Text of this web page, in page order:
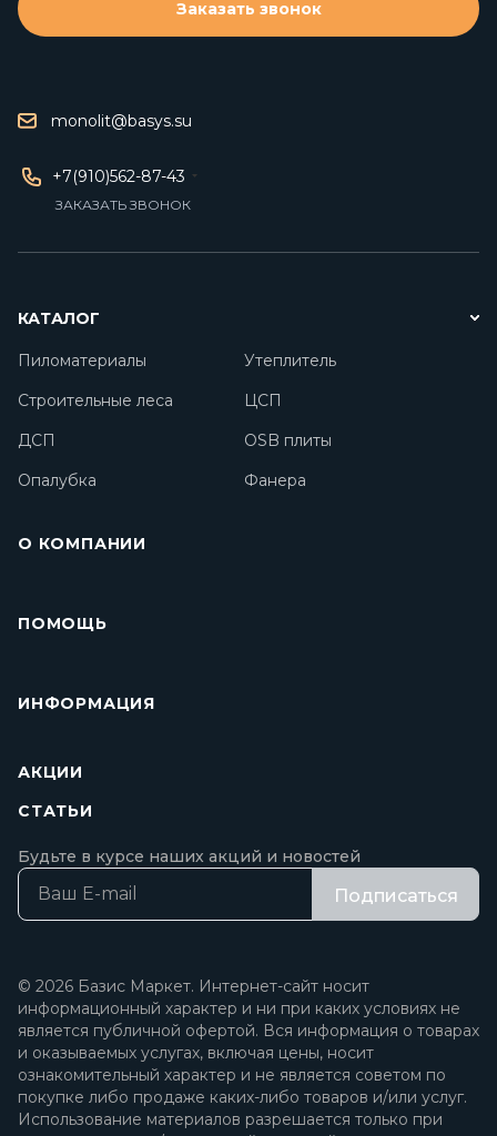
monolit@basys.su
+7(910)562-87-43
ЗАКАЗАТЬ ЗВОНОК
Заказать звонок
КАТАЛОГ
Пиломатериалы
Утеплитель
Строительные леса
ЦСП
ДСП
OSB плиты
Опалубка
Фанера
О КОМПАНИИ
ПОМОЩЬ
ИНФОРМАЦИЯ
АКЦИИ
СТАТЬИ
Будьте в курсе наших акций и новостей
Подписаться
© 2026 Базис Маркет. Интернет-сайт носит
информационный характер и ни при каких условиях не
является публичной офертой. Вся информация о товарах
и оказываемых услугах, включая цены, носит
ознакомительный характер и не является советом по
покупке либо продаже каких-либо товаров и/или услуг.
Использование материалов разрешается только при